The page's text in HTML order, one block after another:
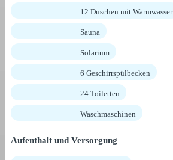
12 Duschen mit Warmwasser
Sauna
Solarium
6 Geschirrspülbecken
24 Toiletten
Waschmaschinen
Aufenthalt und Versorgung